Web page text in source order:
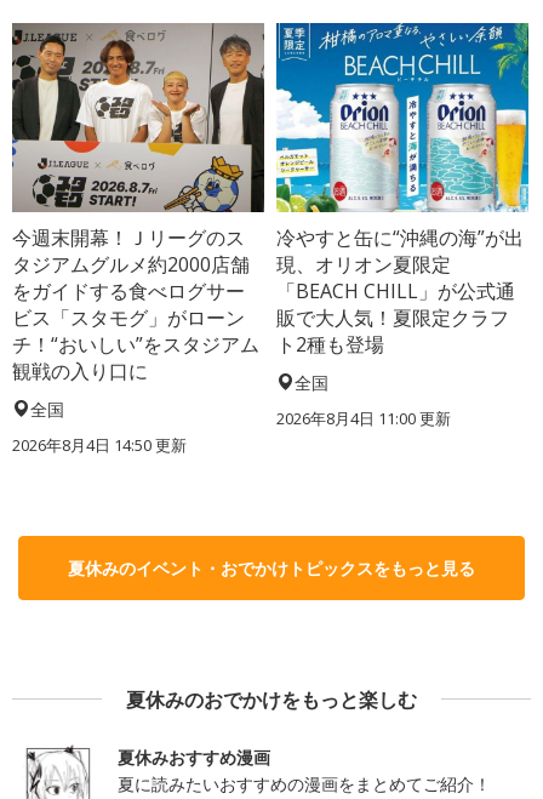
今週末開幕！Ｊリーグのス
タジアムグルメ約2000店舗
をガイドする食べログサー
ビス「スタモグ」がローン
チ！“おいしい”をスタジアム
観戦の入り口に
全国
2026年8月4日 14:50更新
冷やすと缶に“沖縄の海”が出
現、オリオン夏限定
「BEACH CHILL」が公式通
販で大人気！夏限定クラフ
ト2種も登場
全国
2026年8月4日 11:00更新
夏休みのイベント・おでかけトピックスをもっと見る
夏休みのおでかけをもっと楽しむ
夏休みおすすめ漫画
夏に読みたいおすすめの漫画をまとめてご紹介！